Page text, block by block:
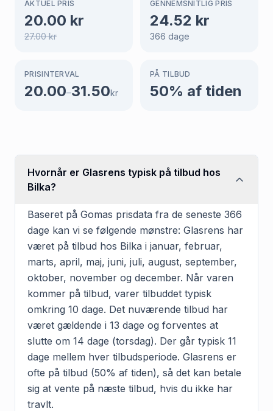
AKTUEL PRIS
20.00 kr
27.00kr
GENNEMSNITLIG PRIS
24.52 kr
366 dage
PRISINTERVAL
20.00–31.50kr
PÅ TILBUD
50% af tiden
Hvornår er Glasrens typisk på tilbud hos
Bilka?
Baseret på Gomas prisdata fra de seneste 366
dage kan vi se følgende mønstre: Glasrens har
været på tilbud hos Bilka i januar, februar,
marts, april, maj, juni, juli, august, september,
oktober, november og december. Når varen
kommer på tilbud, varer tilbuddet typisk
omkring 10 dage. Det nuværende tilbud har
været gældende i 13 dage og forventes at
slutte om 14 dage (torsdag). Der går typisk 11
dage mellem hver tilbudsperiode. Glasrens er
ofte på tilbud (50% af tiden), så det kan betale
sig at vente på næste tilbud, hvis du ikke har
travlt.